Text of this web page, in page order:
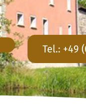
Tel.: +49